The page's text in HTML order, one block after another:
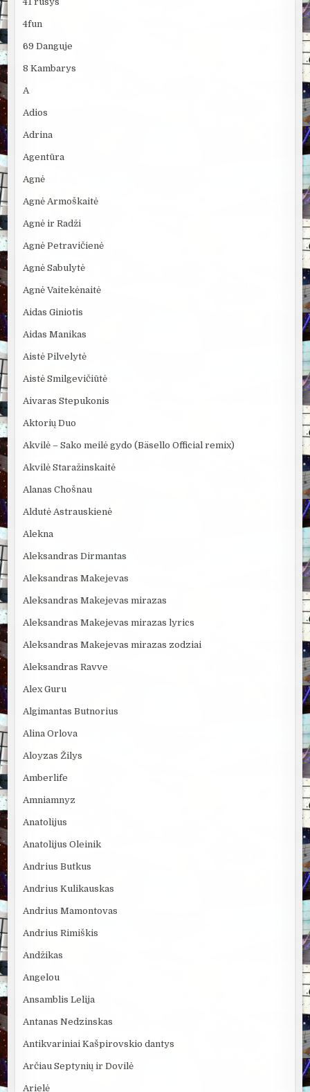
4fun
69 Danguje
8 Kambarys
A
Adios
Adrina
Agentūra
Agnė
Agnė Armoškaitė
Agnė ir Radži
Agnė Petravičienė
Agnė Sabulytė
Agnė Vaitekėnaitė
Aidas Giniotis
Aidas Manikas
Aistė Pilvelytė
Aistė Smilgevičiūtė
Aivaras Stepukonis
Aktorių Duo
Akvilė – Sako meilė gydo (Bäsello Official remix)
Akvilė Staražinskaitė
Alanas Chošnau
Aldutė Astrauskienė
Alekna
Aleksandras Dirmantas
Aleksandras Makejevas
Aleksandras Makejevas mirazas
Aleksandras Makejevas mirazas lyrics
Aleksandras Makejevas mirazas zodziai
Aleksandras Ravve
Alex Guru
Algimantas Butnorius
Alina Orlova
Aloyzas Žilys
Amberlife
Amniamnyz
Anatolijus
Anatolijus Oleinik
Andrius Butkus
Andrius Kulikauskas
Andrius Mamontovas
Andrius Rimiškis
Andžikas
Angelou
Ansamblis Lelija
Antanas Nedzinskas
Antikvariniai Kašpirovskio dantys
Arčiau Septynių ir Dovilė
Arielė